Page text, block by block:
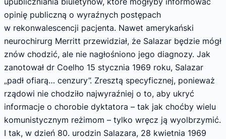
opinię publiczną o wyraźnych postępach
w rekonwalescencji pacjenta. Nawet amerykański
neurochirurg Merritt przewidział, że Salazar będzie mógł
znów chodzić, ale nie nagłośniono jego diagnozy. Jak
zanotował dr Coelho 15 stycznia 1969 roku, Salazar
„padł ofiarą… cenzury”. Zresztą specyficznej, ponieważ
rządowi nie chodziło najwyraźniej o to, aby ukryć
informacje o chorobie dyktatora – tak jak choćby wielu
komunistycznym reżimom – tylko wręcz ją wyolbrzymić.
I tak, w dzień 80. urodzin Salazara, 28 kwietnia 1969